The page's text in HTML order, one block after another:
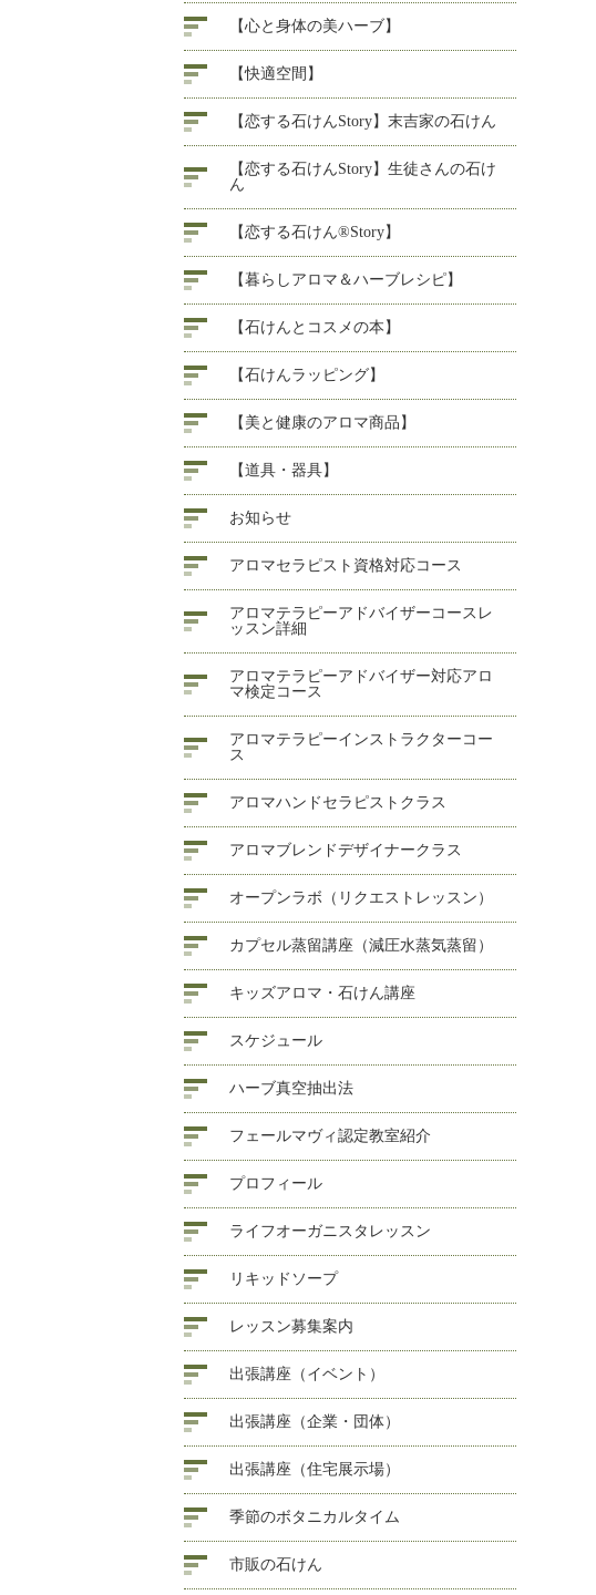
【心と身体の美ハーブ】
【快適空間】
【恋する石けんStory】末吉家の石けん
【恋する石けんStory】生徒さんの石け
ん
【恋する石けん®Story】
【暮らしアロマ＆ハーブレシピ】
【石けんとコスメの本】
【石けんラッピング】
【美と健康のアロマ商品】
【道具・器具】
お知らせ
アロマセラピスト資格対応コース
アロマテラピーアドバイザーコースレ
ッスン詳細
アロマテラピーアドバイザー対応アロ
マ検定コース
アロマテラピーインストラクターコー
ス
アロマハンドセラピストクラス
アロマブレンドデザイナークラス
オープンラボ（リクエストレッスン）
カプセル蒸留講座（減圧水蒸気蒸留）
キッズアロマ・石けん講座
スケジュール
ハーブ真空抽出法
フェールマヴィ認定教室紹介
プロフィール
ライフオーガニスタレッスン
リキッドソープ
レッスン募集案内
出張講座（イベント）
出張講座（企業・団体）
出張講座（住宅展示場）
季節のボタニカルタイム
市販の石けん